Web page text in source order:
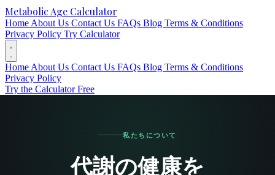
Metabolic Age Calculator
Home About Us Contact Us FAQs Blog Terms & Conditions
Privacy Policy Try Calculator
Home About Us Contact Us FAQs Blog Terms & Conditions
Privacy Policy
Try the Calculator Free
私たちについて
代謝の健康を